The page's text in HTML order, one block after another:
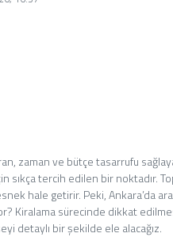
zaman ve bütçe tasarrufu
sıkça tercih edilen bir noktadır.
hale getirir. Peki, Ankara’da
Kiralama sürecinde dikkat
detaylı bir şekilde ele alacağız.